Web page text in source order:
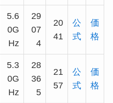
5.6
0G
Hz
29
07
4
20
41
公
式
価
格
5.3
0G
Hz
28
36
5
21
57
公
式
価
格